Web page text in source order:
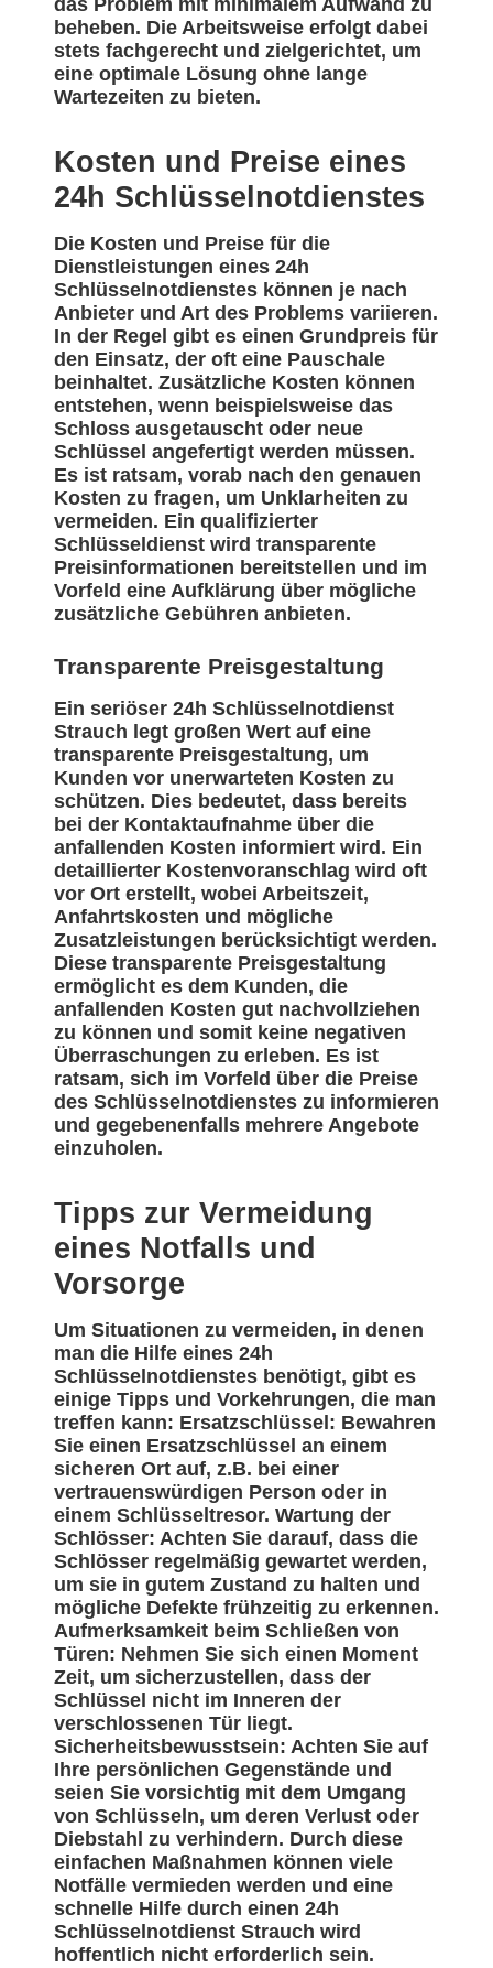
das Problem mit minimalem Aufwand zu
beheben. Die Arbeitsweise erfolgt dabei
stets fachgerecht und zielgerichtet, um
eine optimale Lösung ohne lange
Wartezeiten zu bieten.
Kosten und Preise eines
24h Schlüsselnotdienstes
Die Kosten und Preise für die
Dienstleistungen eines 24h
Schlüsselnotdienstes können je nach
Anbieter und Art des Problems variieren.
In der Regel gibt es einen Grundpreis für
den Einsatz, der oft eine Pauschale
beinhaltet. Zusätzliche Kosten können
entstehen, wenn beispielsweise das
Schloss ausgetauscht oder neue
Schlüssel angefertigt werden müssen.
Es ist ratsam, vorab nach den genauen
Kosten zu fragen, um Unklarheiten zu
vermeiden. Ein qualifizierter
Schlüsseldienst wird transparente
Preisinformationen bereitstellen und im
Vorfeld eine Aufklärung über mögliche
zusätzliche Gebühren anbieten.
Transparente Preisgestaltung
Ein seriöser 24h Schlüsselnotdienst
Strauch legt großen Wert auf eine
transparente Preisgestaltung, um
Kunden vor unerwarteten Kosten zu
schützen. Dies bedeutet, dass bereits
bei der Kontaktaufnahme über die
anfallenden Kosten informiert wird. Ein
detaillierter Kostenvoranschlag wird oft
vor Ort erstellt, wobei Arbeitszeit,
Anfahrtskosten und mögliche
Zusatzleistungen berücksichtigt werden.
Diese transparente Preisgestaltung
ermöglicht es dem Kunden, die
anfallenden Kosten gut nachvollziehen
zu können und somit keine negativen
Überraschungen zu erleben. Es ist
ratsam, sich im Vorfeld über die Preise
des Schlüsselnotdienstes zu informieren
und gegebenenfalls mehrere Angebote
einzuholen.
Tipps zur Vermeidung
eines Notfalls und
Vorsorge
Um Situationen zu vermeiden, in denen
man die Hilfe eines 24h
Schlüsselnotdienstes benötigt, gibt es
einige Tipps und Vorkehrungen, die man
treffen kann: Ersatzschlüssel: Bewahren
Sie einen Ersatzschlüssel an einem
sicheren Ort auf, z.B. bei einer
vertrauenswürdigen Person oder in
einem Schlüsseltresor. Wartung der
Schlösser: Achten Sie darauf, dass die
Schlösser regelmäßig gewartet werden,
um sie in gutem Zustand zu halten und
mögliche Defekte frühzeitig zu erkennen.
Aufmerksamkeit beim Schließen von
Türen: Nehmen Sie sich einen Moment
Zeit, um sicherzustellen, dass der
Schlüssel nicht im Inneren der
verschlossenen Tür liegt.
Sicherheitsbewusstsein: Achten Sie auf
Ihre persönlichen Gegenstände und
seien Sie vorsichtig mit dem Umgang
von Schlüsseln, um deren Verlust oder
Diebstahl zu verhindern. Durch diese
einfachen Maßnahmen können viele
Notfälle vermieden werden und eine
schnelle Hilfe durch einen 24h
Schlüsselnotdienst Strauch wird
hoffentlich nicht erforderlich sein.